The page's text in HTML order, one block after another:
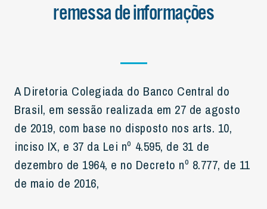
remessa de informações
A Diretoria Colegiada do Banco Central do
Brasil, em sessão realizada em 27 de agosto
de 2019, com base no disposto nos arts. 10,
inciso IX, e 37 da Lei nº 4.595, de 31 de
dezembro de 1964, e no Decreto nº 8.777, de 11
de maio de 2016,